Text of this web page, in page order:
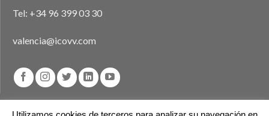
Tel: +34 96 399 03 30
valencia@icovv.com